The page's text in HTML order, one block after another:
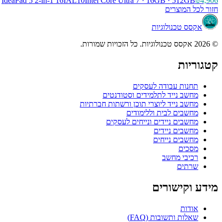
חזור לכל המוצרים
אקסס טכנולוגיות
© 2026 אקסס טכנולוגיות. כל הזכויות שמורות.
קטגוריות
תחנות עבודה לעסקים
מחשב נייד לתלמידים וסטודנטים
מחשב נייד ליוצרי תוכן ורשתות חברתיות
מחשבים לבית וללימודים
מחשבים ניידים ונייחים לעסקים
מחשבים ניידים
מחשבים נייחים
מסכים
רכיבי מחשב
שרתים
מידע וקישורים
אודות
שאלות ותשובות (FAQ)